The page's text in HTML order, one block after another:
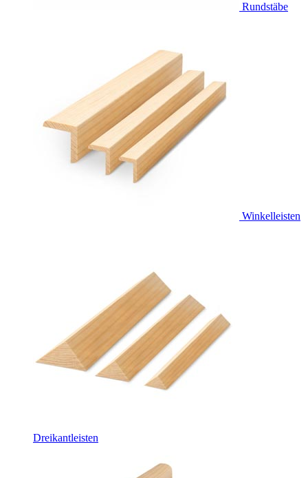
Rundstäbe
Winkelleisten
Dreikantleisten